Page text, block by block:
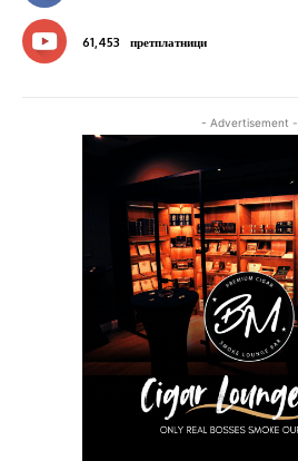
61,453 претплатници
- Advertisement -